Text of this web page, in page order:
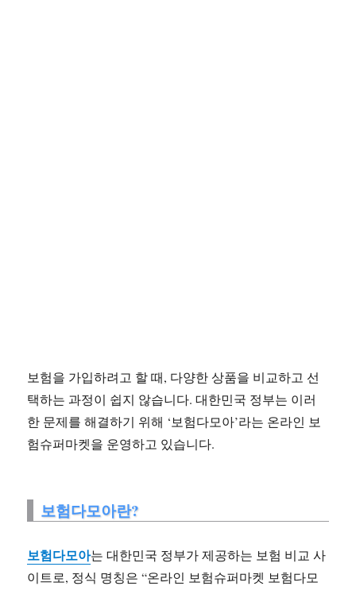
보험을 가입하려고 할 때, 다양한 상품을 비교하고 선
택하는 과정이 쉽지 않습니다. 대한민국 정부는 이러
한 문제를 해결하기 위해 ‘보험다모아’라는 온라인 보
험슈퍼마켓을 운영하고 있습니다.
보험다모아란?
보험다모아는 대한민국 정부가 제공하는 보험 비교 사
이트로, 정식 명칭은 “온라인 보험슈퍼마켓 보험다모